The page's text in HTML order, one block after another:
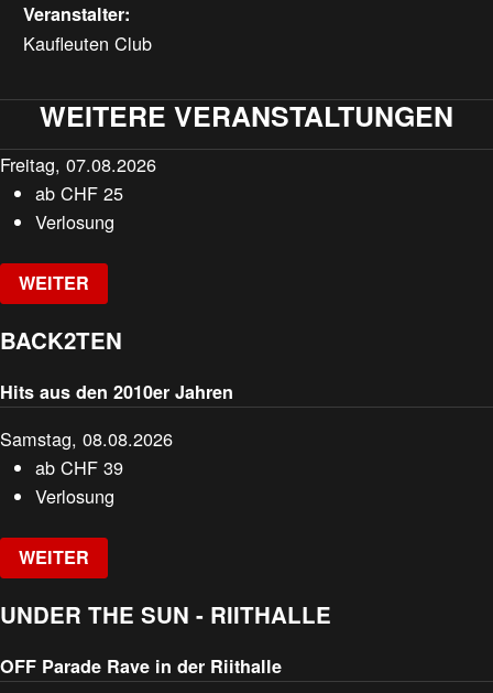
Veranstalter:
Kaufleuten Club
WEITERE VERANSTALTUNGEN
Freitag, 07.08.2026
abCHF 25
Verlosung
WEITER
BACK2TEN
Hits aus den 2010er Jahren
Samstag, 08.08.2026
abCHF 39
Verlosung
WEITER
UNDER THE SUN - RIITHALLE
OFF Parade Rave in der Riithalle